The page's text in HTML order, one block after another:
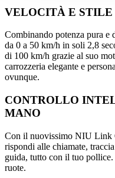
VELOCITÀ E STILE
Combinando potenza pura
da 0 a 50 km/h in soli 2,8
di 100 km/h grazie al suo
carrozzeria elegante e
ovunque.
CONTROLLO
MANO
Con il nuovissimo NIU Link
rispondi alle chiamate,
guida, tutto con il tuo
ruote.